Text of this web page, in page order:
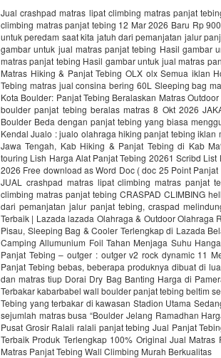
Jual crashpad matras lipat climbing matras panjat
climbing matras panjat tebing 12 Mar 2026 Baru Rp
untuk peredam saat kita jatuh dari pemanjatan jalur
gambar untuk jual matras panjat tebing Hasil gambar
matras panjat tebing Hasil gambar untuk jual matras
Matras Hiking & Panjat Tebing OLX olx Semua iklan
Tebing matras jual consina bering 60L Sleeping bag
Kota Boulder: Panjat Tebing Beralaskan Matras
boulder panjat tebing beralas matras 8 Okt 2026
Boulder Beda dengan panjat tebing yang biasa
Kendal Jualo : jualo olahraga hiking panjat tebing
Jawa Tengah, Kab Hiking & Panjat Tebing di Kab
touring Lish Harga Alat Panjat Tebing 20261 Scribd
2026 Free download as Word Doc ( doc 25 Point
JUAL crashpad matras lipat climbing matras panjat
climbing matras panjat tebing CRASPAD CLIMBING
dari pemanjatan jalur panjat tebing, craspad
Terbaik | Lazada lazada Olahraga & Outdoor
Pisau, Sleeping Bag & Cooler Terlengkap di Lazada
Camping Allumunium Foil Tahan Menjaga Suhu
Panjat Tebing – outger : outger v2 rock dynamic 11
Panjat Tebing bebas, beberapa produknya dibuat di
dan matras tiup Dorai Dry Bag Banting Harga di
Terbakar kabarbabel wall boulder panjat tebing beltim
Tebing yang terbakar di kawasan Stadion Utama
sejumlah matras busa “Boulder Jelang Ramadhan
Pusat Grosir Ralali‎ ralali panjat tebing‎ Jual Panjat
Terbaik Produk Terlengkap 100% Original Jual
Matras Panjat Tebing Wall Climbing Murah Berkualitas